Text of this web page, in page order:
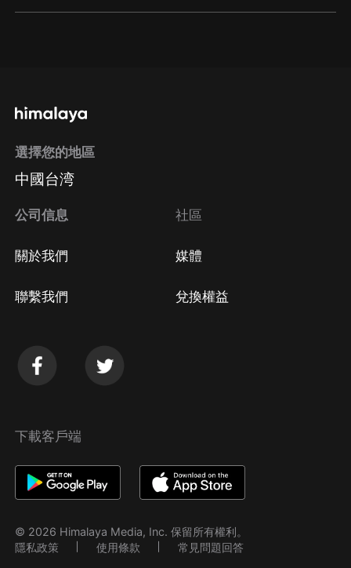
方法 Google Play取消訂閱方法
選擇您的地區
中國台湾
公司信息
關於我們
聯繫我們
社區
媒體
兌換權益
下載客戶端
© 2026 Himalaya Media, Inc. 保留所有權利。
隱私政策
使用條款 常見問題回答